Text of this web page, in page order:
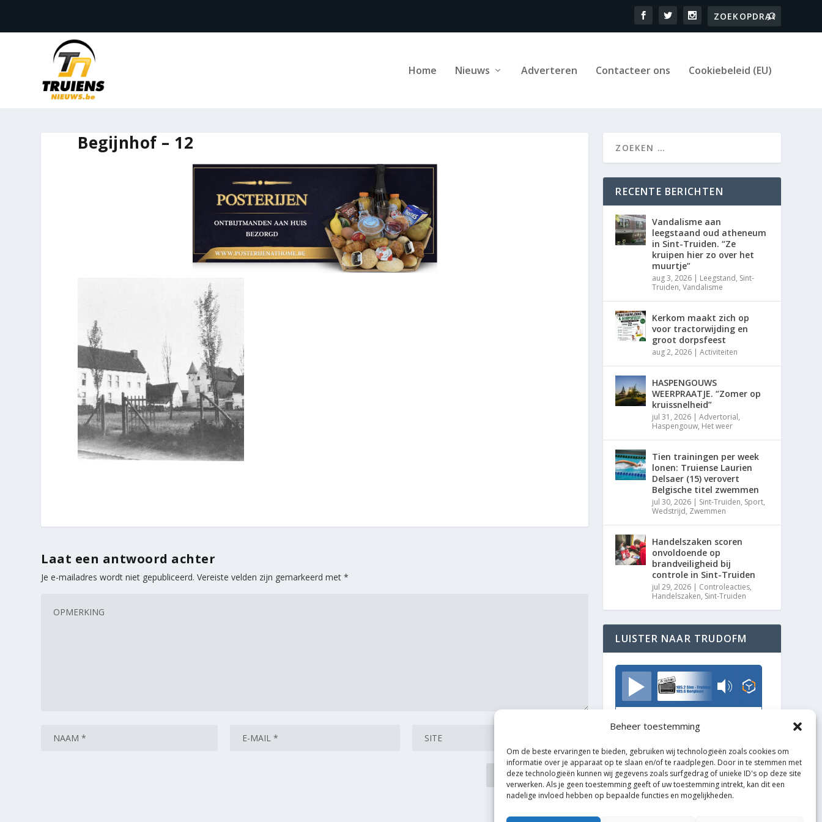
Beheer toestemming
Om de beste ervaringen te bieden, gebruiken wij technologieën zoals cookies om
informatie over je apparaat op te slaan en/of te raadplegen. Door in te stemmen met
deze technologieën kunnen wij gegevens zoals surfgedrag of unieke ID's op deze site
verwerken. Als je geen toestemming geeft of uw toestemming intrekt, kan dit een
nadelige invloed hebben op bepaalde functies en mogelijkheden.
Home Nieuws Adverteren Contacteer ons Cookiebeleid (EU)
Begijnhof – 12
Laat een antwoord achter
Je e-mailadres wordt niet gepubliceerd. Vereiste velden zijn gemarkeerd met*
RECENTE BERICHTEN
Vandalisme aan
leegstaand oud atheneum
in Sint-Truiden. “Ze
kruipen hier zo over het
muurtje”
aug 3, 2026 | Leegstand, Sint-
Truiden,Vandalisme
Kerkom maakt zich op
voor tractorwijding en
groot dorpsfeest
aug 2, 2026 |Activiteiten
HASPENGOUWS
WEERPRAATJE. “Zomer op
kruissnelheid”
jul 31, 2026 |Advertorial,
Haspengouw, Het weer
Tien trainingen per week
lonen: Truiense Laurien
Delsaer (15) verovert
Belgische titel zwemmen
jul 30, 2026 | Sint-Truiden, Sport,
Wedstrijd, Zwemmen
Handelszaken scoren
onvoldoende op
brandveiligheid bij
controle in Sint-Truiden
jul 29, 2026 | Controleacties,
Handelszaken, Sint-Truiden
LUISTER NAAR TRUDOFM
TrudoFM